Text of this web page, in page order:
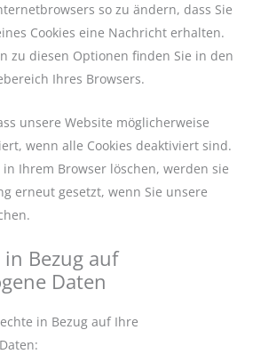
so zu ändern, dass Sie
Cookies eine Nachricht erhalten.
zu diesen Optionen finden Sie in den
Ihres Browsers.
unsere Website möglicherweise
wenn alle Cookies deaktiviert sind.
in Ihrem Browser löschen, werden sie
erneut gesetzt, wenn Sie unsere
Bezug auf
Daten
in Bezug auf Ihre